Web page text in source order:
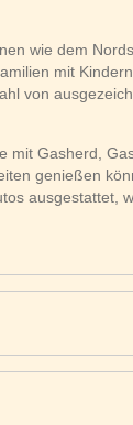
wie dem
mit
von
mit Gasherd,
genießen
ausgestattet,